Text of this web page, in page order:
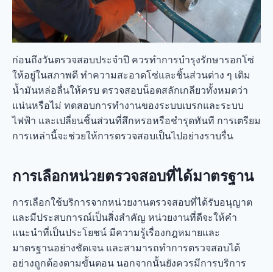
ก่อนถึงวันตรวจสอบประจำปี ควรทำการบำรุงรักษารอกโซ่
ให้อยู่ในสภาพดี ทำความสะอาดโซ่และชิ้นส่วนต่าง ๆ เติม
น้ำมันหล่อลื่นให้ครบ ตรวจสอบน็อตสลักเกลียวทั้งหมดว่า
แน่นหรือไม่ ทดสอบการทำงานของระบบเบรกและระบบ
ไฟฟ้า และเปลี่ยนชิ้นส่วนที่สึกหรอหรือชำรุดทันที การเตรียม
การเหล่านี้จะช่วยให้การตรวจสอบเป็นไปอย่างราบรื่น
การเลือกหน่วยตรวจสอบที่ได้มาตรฐาน
การเลือกใช้บริการจากหน่วยงานตรวจสอบที่ได้รับอนุญาต
และมีประสบการณ์เป็นสิ่งสำคัญ หน่วยงานที่ดีจะให้คำ
แนะนำที่เป็นประโยชน์ มีความรู้เรื่องกฎหมายและ
มาตรฐานอย่างชัดเจน และสามารถทำการตรวจสอบได้
อย่างถูกต้องตามขั้นตอน นอกจากนั้นยังควรมีการบริการ